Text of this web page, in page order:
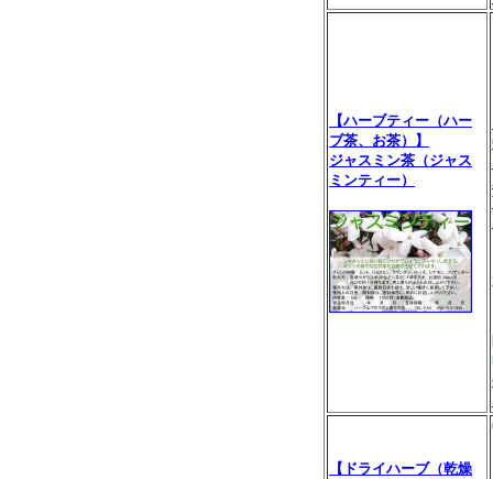
【ハーブティー（ハー
ブ茶、お茶）】
ジャスミン茶（ジャス
ミンティー）
【ドライハーブ（乾燥